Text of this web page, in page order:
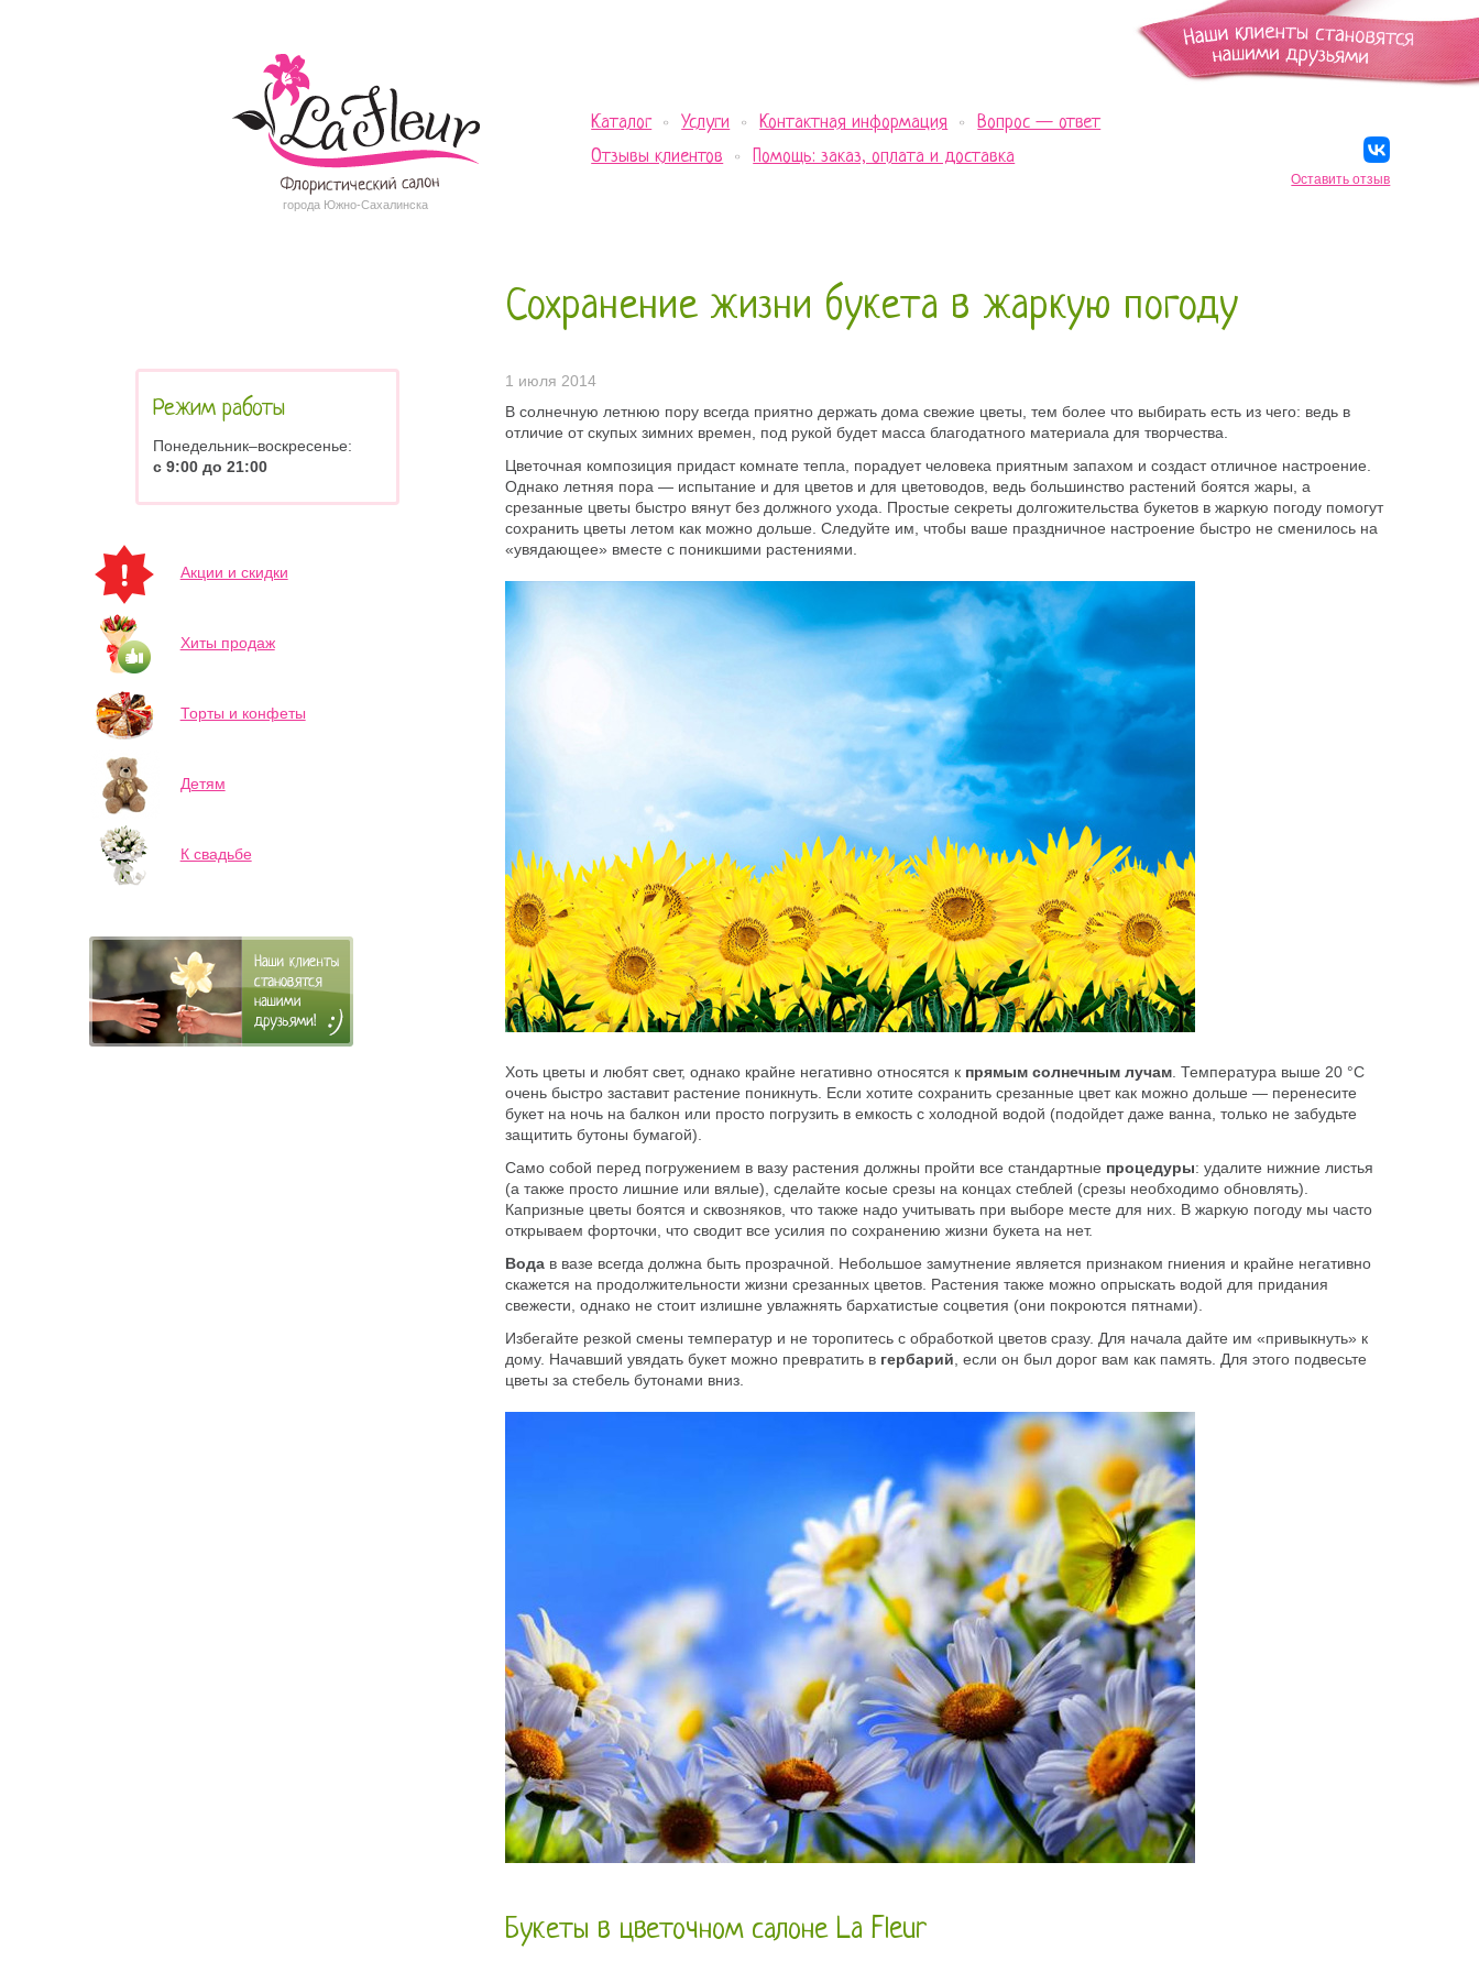
города Южно-Сахалинска
Каталог Услуги Контактная информация
Вопрос — ответ
Отзывы клиентов
Помощь: заказ, оплата и доставка
Оставить отзыв
Сохранение жизни букета в жаркую погоду
1 июля 2014
В солнечную летнюю пору всегда приятно держать дома свежие цветы, тем более что выбирать есть из чего: ведь в
отличие от скупых зимних времен, под рукой будет масса благодатного материала для творчества.
Цветочная композиция придаст комнате тепла, порадует человека приятным запахом и создаст отличное настроение.
Однако летняя пора — испытание и для цветов и для цветоводов, ведь большинство растений боятся жары, а
срезанные цветы быстро вянут без должного ухода. Простые секреты долгожительства букетов в жаркую погоду помогут
сохранить цветы летом как можно дольше. Следуйте им, чтобы ваше праздничное настроение быстро не сменилось на
«увядающее» вместе с поникшими растениями.
Хоть цветы и любят свет, однако крайне негативно относятся к прямым солнечным лучам . Температура выше 20 °C
очень быстро заставит растение поникнуть. Если хотите сохранить срезанные цвет как можно дольше — перенесите
букет на ночь на балкон или просто погрузить в емкость с холодной водой (подойдет даже ванна, только не забудьте
защитить бутоны бумагой).
Само собой перед погружением в вазу растения должны пройти все стандартные процедуры: удалите нижние листья
(а также просто лишние или вялые), сделайте косые срезы на концах стеблей (срезы необходимо обновлять).
Капризные цветы боятся и сквозняков, что также надо учитывать при выборе месте для них. В жаркую погоду мы часто
открываем форточки, что сводит все усилия по сохранению жизни букета на нет.
Вода в вазе всегда должна быть прозрачной. Небольшое замутнение является признаком гниения и крайне негативно
скажется на продолжительности жизни срезанных цветов. Растения также можно опрыскать водой для придания
свежести, однако не стоит излишне увлажнять бархатистые соцветия (они покроются пятнами).
Избегайте резкой смены температур и не торопитесь с обработкой цветов сразу. Для начала дайте им «привыкнуть» к
дому. Начавший увядать букет можно превратить в гербарий , если он был дорог вам как память. Для этого подвесьте
цветы за стебель бутонами вниз.
Букеты в цветочном салоне La Fleur
Режим работы
Понедельник–воскресенье:
с 9:00 до 21:00
Акции и скидки
Хиты продаж
Торты и конфеты
Детям
К свадьбе